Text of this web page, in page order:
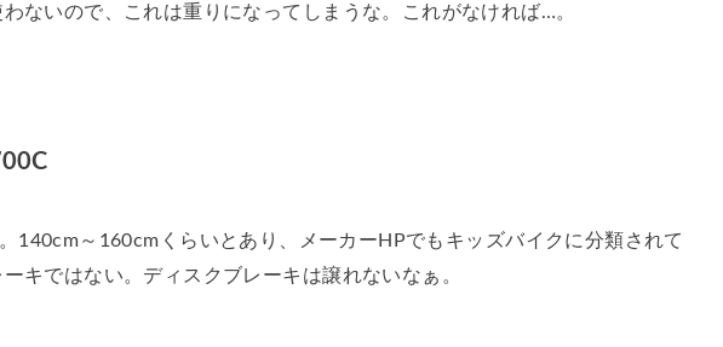
ないので、これは重りになってしまうな。これがなければ…。
140cm～160cmくらいとあり、メーカーHPでもキッズバイクに分類されて
キではない。ディスクブレーキは譲れないなぁ。